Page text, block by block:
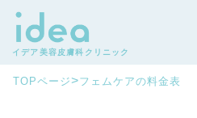
イデア美容皮膚科クリニック
TOPページ>フェムケアの料金表